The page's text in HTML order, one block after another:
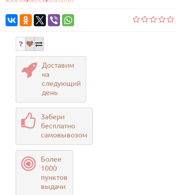
Доставим
на
следующий
день
Забери
бесплатно
самовывозом
Более
1000
пунктов
выдачи